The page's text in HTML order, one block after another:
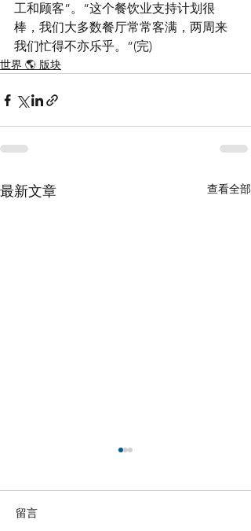
工和顾客”。“这个餐饮业支持计划很
棒，我们大多数餐厅常常客满，两周来
我们忙得不亦乐乎。”(完)
世界 🌎 版块
最新文章 查看全部
留言